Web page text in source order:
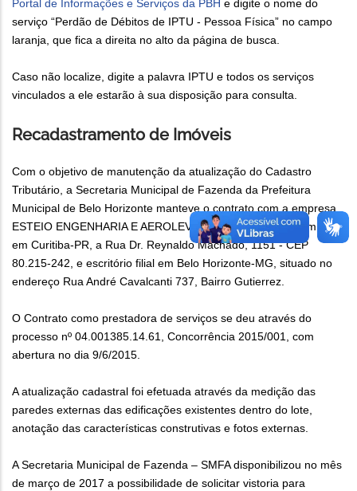
Portal de Informações e Serviços da PBH e digite o nome do
serviço “Perdão de Débitos de IPTU - Pessoa Física” no campo
laranja, que fica a direita no alto da página de busca.
Caso não localize, digite a palavra IPTU e todos os serviços
vinculados a ele estarão à sua disposição para consulta.
Recadastramento de Imóveis
Com o objetivo de manutenção da atualização do Cadastro
Tributário, a Secretaria Municipal de Fazenda da Prefeitura
Municipal de Belo Horizonte manteve o contrato com a empresa
ESTEIO ENGENHARIA E AEROLEVANTAMENTOS S/A, com sede
em Curitiba-PR, a Rua Dr. Reynaldo Machado, 1151 - CEP
80.215-242, e escritório filial em Belo Horizonte-MG, situado no
endereço Rua André Cavalcanti 737, Bairro Gutierrez.
O Contrato como prestadora de serviços se deu através do
processo nº 04.001385.14.61, Concorrência 2015/001, com
abertura no dia 9/6/2015.
A atualização cadastral foi efetuada através da medição das
paredes externas das edificações existentes dentro do lote,
anotação das características construtivas e fotos externas.
A Secretaria Municipal de Fazenda – SMFA disponibilizou no mês
de março de 2017 a possibilidade de solicitar vistoria para